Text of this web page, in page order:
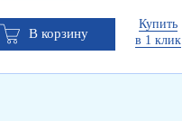
В корзину
Купить
в 1 клик